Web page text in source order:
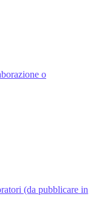
o
(da pubblicare in